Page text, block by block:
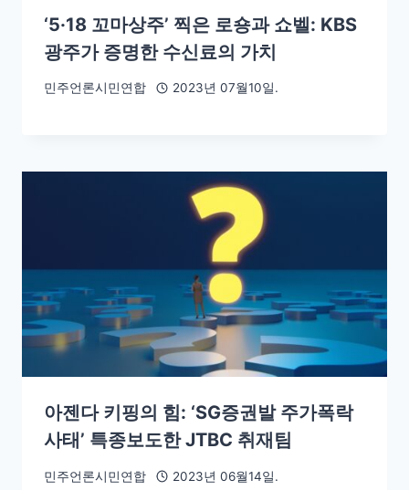
‘5·18 꼬마상주’ 찍은 로숑과 쇼벨: KBS
광주가 증명한 수신료의 가치
민주언론시민연합 2023년 07월10일.
아젠다 키핑의 힘: ‘SG증권발 주가폭락
사태’ 특종보도한 JTBC 취재팀
민주언론시민연합 2023년 06월14일.